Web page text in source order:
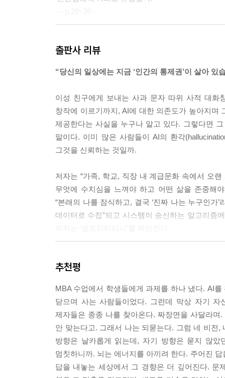
복하는 과정이다. 나를 읽어낼 때 비로소 우리는
리한 근거를 무조건 찾아내야 한다”는 자신의 편
--- p.45
이른바 ‘감정 컴퓨팅(Affective Computing)’이라
로 계산한다. 여기서 우리가 직시해야 할 진실이
--- p.49~50
당신의 일상에는 지금 ‘인간의 통제권’이 살아
유일한 도구가 바로 ‘셀프리터러시’, 나를 읽는
다. 돌이켜보면 내가 후배에게 “알아서 잘할 수
--- p.74
고맥락 문화가 지배적인 우리나라 직장에도 저맥
족이나 오랜 친구 등 시간을 켜켜이 쌓아올린 소
은 관계로 출발하지 않은 직장에서 상사나 동료의
--- p.82
출판사 리뷰
“당신의 일상에는 지금 ‘인간의 통제권’이 살아 있
이성 친구에게 보내는 사과 문자 따위 사적 대화
창작에 이르기까지, AI에 대한 의존도가 높아지며
제공한다는 사실을 누구나 알고 있다. 그렇다면
말이다. 이미 많은 사람들이 AI의 환각
그것을 신뢰하는 것일까.
저자는 “가족, 학교, 직장 내 계급문화 속에서 오
무엇에 수치심을 느껴야 하고 어떤 삶을 존중해
“본래의 나를 잠식하고, 결국 ‘진짜 나는 누구인가
데이터로 수집”되고 시스템이 송신하는 알고리즘
사고인지 아니면 반복 노출의 결과인지 스스로 묻
_본문에서
이것은 ‘나를 읽는 힘Self-literacy’이 없는 이들에
AI가 설계한 맞춤형 독방에 갇혀 있다는 사실조
때 당신의 분노가 정당하다는 서사를 써내려간다.
_본문에서
추천평
MBA 수업에서 학생들에게 과제를 하나 냈다. AI
닫으며 사는 사람들이었다. 그런데 막상 자기
제자들은 종종 나를 찾아온다. 짜장면을 사달라
안 맞는다고. 그래서 나는 되묻는다. 그럼 네 비전
방향은 날카롭게 읽는데, 자기 방향은 묻지 않
멈칫하니까. 뇌는 에너지를 아끼려 한다. 주어진
답을 내놓는 세상에서 그 경향은 더 깊어진다.